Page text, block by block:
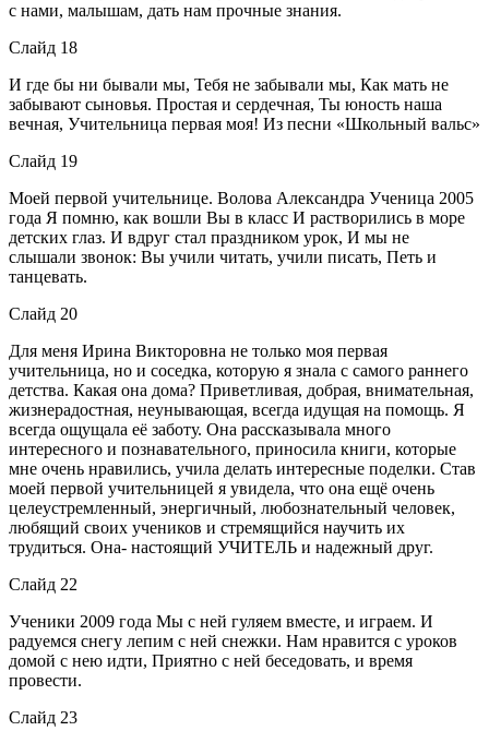
с нами, малышам, дать нам прочные знания.
Слайд 18
И где бы ни бывали мы, Тебя не забывали мы, Как мать не
забывают сыновья. Простая и сердечная, Ты юность наша
вечная, Учительница первая моя! Из песни «Школьный вальс»
Слайд 19
Моей первой учительнице. Волова Александра Ученица 2005
года Я помню, как вошли Вы в класс И растворились в море
детских глаз. И вдруг стал праздником урок, И мы не
слышали звонок: Вы учили читать, учили писать, Петь и
танцевать.
Слайд 20
Для меня Ирина Викторовна не только моя первая
учительница, но и соседка, которую я знала с самого раннего
детства. Какая она дома? Приветливая, добрая, внимательная,
жизнерадостная, неунывающая, всегда идущая на помощь. Я
всегда ощущала её заботу. Она рассказывала много
интересного и познавательного, приносила книги, которые
мне очень нравились, учила делать интересные поделки. Став
моей первой учительницей я увидела, что она ещё очень
целеустремленный, энергичный, любознательный человек,
любящий своих учеников и стремящийся научить их
трудиться. Она- настоящий УЧИТЕЛЬ и надежный друг.
Слайд 22
Ученики 2009 года Мы с ней гуляем вместе, и играем. И
радуемся снегу лепим с ней снежки. Нам нравится с уроков
домой с нею идти, Приятно с ней беседовать, и время
провести.
Слайд 23